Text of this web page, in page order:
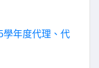
學年度代理、代